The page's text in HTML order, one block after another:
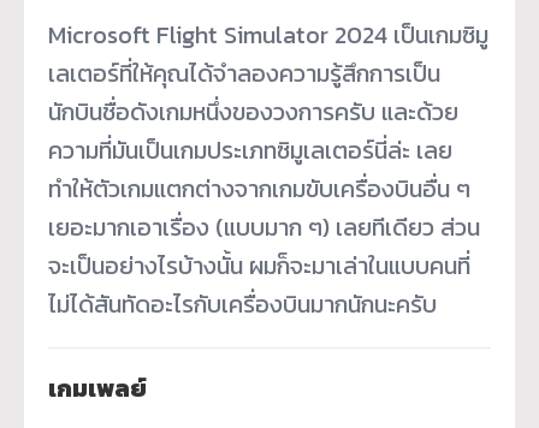
Microsoft Flight Simulator 2024 เป็นเกมซิมู
เลเตอร์ที่ให้คุณได้จำลองความรู้สึกการเป็น
นักบินชื่อดังเกมหนึ่งของวงการครับ และด้วย
ความที่มันเป็นเกมประเภทซิมูเลเตอร์นี่ล่ะ เลย
ทำให้ตัวเกมแตกต่างจากเกมขับเครื่องบินอื่น ๆ
เยอะมากเอาเรื่อง (แบบมาก ๆ) เลยทีเดียว ส่วน
จะเป็นอย่างไรบ้างนั้น ผมก็จะมาเล่าในแบบคนที่
ไม่ได้สันทัดอะไรกับเครื่องบินมากนักนะครับ
เกมเพลย์